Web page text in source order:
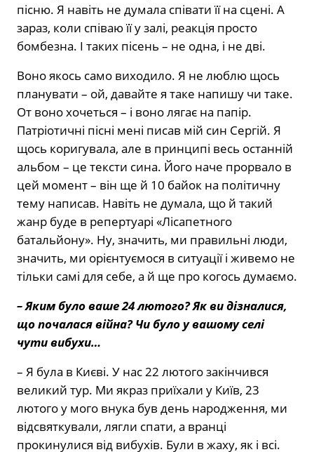
пісню. Я навіть не думала співати її на сцені. А
зараз, коли співаю її у залі, реакція просто
бомбезна. І таких пісень – не одна, і не дві.
Воно якось само виходило. Я не люблю щось
планувати – ой, давайте я таке напишу чи таке.
От воно хочеться – і воно лягає на папір.
Патріотичні пісні мені писав мій син Сергій. Я
щось коригувала, але в принципі весь останній
альбом – це тексти сина. Його наче прорвало в
цей момент – він ще й 10 байок на політичну
тему написав. Навіть не думала, що й такий
жанр буде в репертуарі «Лісапетного
батальйону». Ну, значить, ми правильні люди,
значить, ми орієнтуємося в ситуації і живемо не
тільки самі для себе, а й ще про когось думаємо.
– Яким було ваше 24 лютого? Як ви дізналися,
що почалася війна? Чи було у вашому селі
чути вибухи…
– Я була в Києві. У нас 22 лютого закінчився
великий тур. Ми якраз приїхали у Київ, 23
лютого у мого внука був день народження, ми
відсвяткували, лягли спати, а вранці
прокинулися від вибухів. Були в жаху, як і всі.